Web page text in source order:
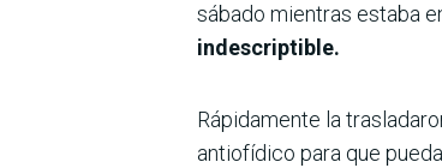
sábado mientras estaba
indescriptible.
Rápidamente la
antiofídico para que